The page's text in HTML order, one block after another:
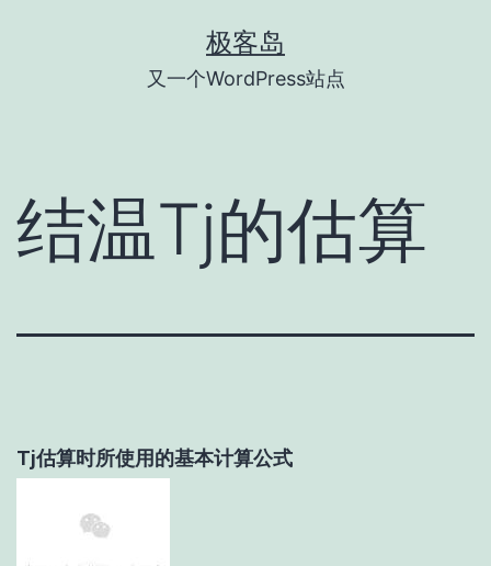
极客岛
又一个WordPress站点
结温Tj的估算
Tj估算时所使用的基本计算公式